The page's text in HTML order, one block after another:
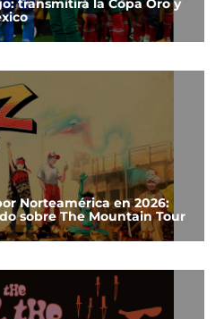
Norteamérica en 2026:
sobre The Mountain Tour